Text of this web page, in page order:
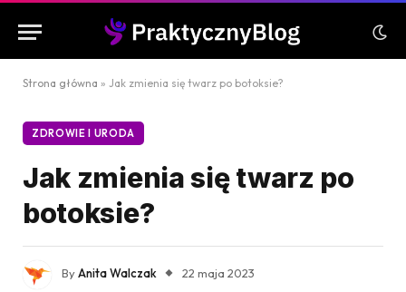
Strona główna » Jak zmienia się twarz po botoksie?
ZDROWIE I URODA
Jak zmienia się twarz po
botoksie?
ByAnita Walczak
22 maja 2023